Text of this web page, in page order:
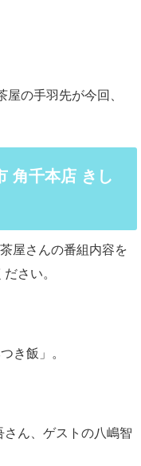
の手羽先が今回、
角千本店 きし
屋さんの番組内容を
さい。
き飯」。
ん、ゲストの八嶋智